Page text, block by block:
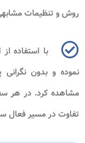
روش و تنظیمات
با استفاده
نموده و بدون
مشاهده کرد. در هر
تفاوت در مسیر فعال